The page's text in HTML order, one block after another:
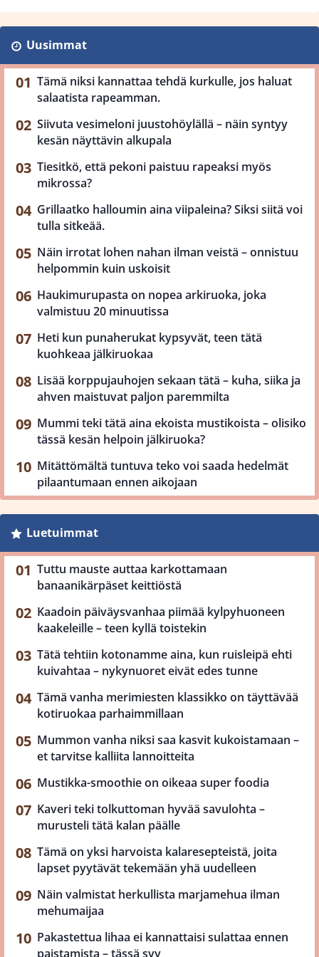
Uusimmat
Tämä niksi kannattaa tehdä kurkulle, jos haluat
salaatista rapeamman.
Siivuta vesimeloni juustohöylällä – näin syntyy
kesän näyttävin alkupala
Tiesitkö, että pekoni paistuu rapeaksi myös
mikrossa?
Grillaatko halloumin aina viipaleina? Siksi siitä voi
tulla sitkeää.
Näin irrotat lohen nahan ilman veistä – onnistuu
helpommin kuin uskoisit
Haukimurupasta on nopea arkiruoka, joka
valmistuu 20 minuutissa
Heti kun punaherukat kypsyvät, teen tätä
kuohkeaa jälkiruokaa
Lisää korppujauhojen sekaan tätä – kuha, siika ja
ahven maistuvat paljon paremmilta
Mummi teki tätä aina ekoista mustikoista – olisiko
tässä kesän helpoin jälkiruoka?
Mitättömältä tuntuva teko voi saada hedelmät
pilaantumaan ennen aikojaan
Luetuimmat
Tuttu mauste auttaa karkottamaan
banaanikärpäset keittiöstä
Kaadoin päiväysvanhaa piimää kylpyhuoneen
kaakeleille – teen kyllä toistekin
Tätä tehtiin kotonamme aina, kun ruisleipä ehti
kuivahtaa – nykynuoret eivät edes tunne
Tämä vanha merimiesten klassikko on täyttävää
kotiruokaa parhaimmillaan
Mummon vanha niksi saa kasvit kukoistamaan –
et tarvitse kalliita lannoitteita
Mustikka-smoothie on oikeaa super foodia
Kaveri teki tolkuttoman hyvää savulohta –
murusteli tätä kalan päälle
Tämä on yksi harvoista kalaresepteistä, joita
lapset pyytävät tekemään yhä uudelleen
Näin valmistat herkullista marjamehua ilman
mehumaijaa
Pakastettua lihaa ei kannattaisi sulattaa ennen
paistamista – tässä syy